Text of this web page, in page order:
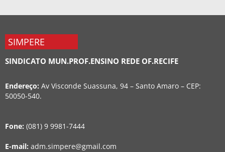
SIMPERE
SINDICATO MUN.PROF.ENSINO REDE OF.RECIFE
Endereço: Av Visconde Suassuna, 94 – Santo Amaro – CEP:
50050-540.
Fone: (081) 9 9981-7444
E-mail: adm.simpere@gmail.com